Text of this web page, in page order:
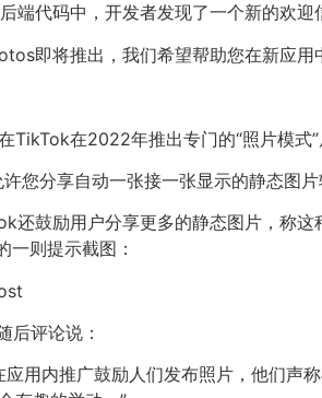
端代码中，开发者发现了一个新的欢
即将推出，我们希望帮助您在新应
TikTok在2022年推出专门的“照片模式”
许您分享自动一张接一张显示的静态图
还鼓励用户分享更多的静态图片，称
一则提示截图：
后评论说：
应用内推广鼓励人们发布照片，他们声